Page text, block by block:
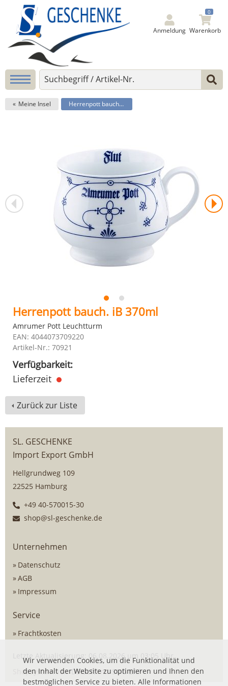
Anmeldung
0
Warenkorb
Meine Insel Herrenpott bauch. iB 370ml
Herrenpott bauch. iB 370ml
Amrumer Pott Leuchtturm
EAN: 4044073709220
Artikel-Nr.: 70921
Verfügbarkeit:
Lieferzeit
Zurück zur Liste
SL. GESCHENKE
Import Export GmbH
Hellgrundweg 109
22525 Hamburg
+49 40-570015-30
shop@sl-geschenke.de
Unternehmen
Datenschutz
AGB
Impressum
Service
Frachtkosten
Letzte Aktualisierung: 06.08.2026 um 03:05 Uhr
Shopsystem vonDSISoftmit SOG ERP
Wir verwenden Cookies, um die Funktionalität und
den Inhalt der Website zu optimieren und Ihnen den
bestmöglichen Service zu bieten. Alle Informationen